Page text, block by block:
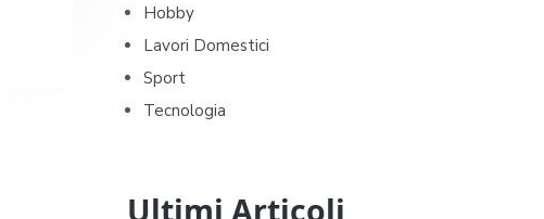
y
S
d
Hobby
Lavori Domestici
Sport
Tecnologia
Ultimi Articoli